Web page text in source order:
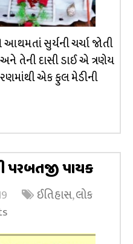
સુર્યની ચર્ચા જોતી
તેની દાસી ડાઈ એ ત્રણેય
એક ફુલ મેડીની
પરબતજી પાયક
ઈતિહાસ,લોક